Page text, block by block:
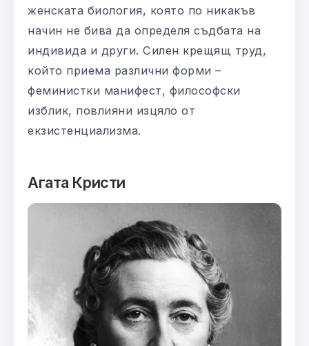
женската биология, която по никакъв
начин не бива да определя съдбата на
индивида и други. Силен крещящ труд,
който приема различни форми –
феминистки манифест, философски
изблик, повлияни изцяло от
екзистенциализма.
Агата Кристи